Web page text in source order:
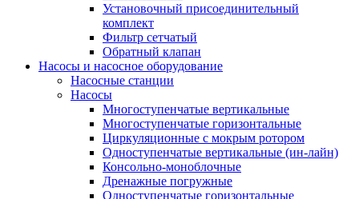
Установочный присоединительный
комплект
Фильтр сетчатый
Обратный клапан
Насосы и насосное оборудование
Насосные станции
Насосы
Многоступенчатые вертикальные
Многоступенчатые горизонтальные
Циркуляционные с мокрым ротором
Одноступенчатые вертикальные (ин-лайн)
Консольно-моноблочные
Дренажные погружные
Одноступенчатые горизонтальные